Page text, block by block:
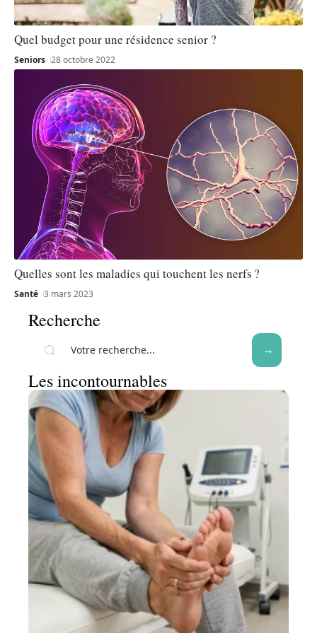
Quel budget pour une résidence senior ?
Seniors 28 octobre 2022
Quelles sont les maladies qui touchent les nerfs ?
Santé 3 mars 2023
Recherche
Les incontournables